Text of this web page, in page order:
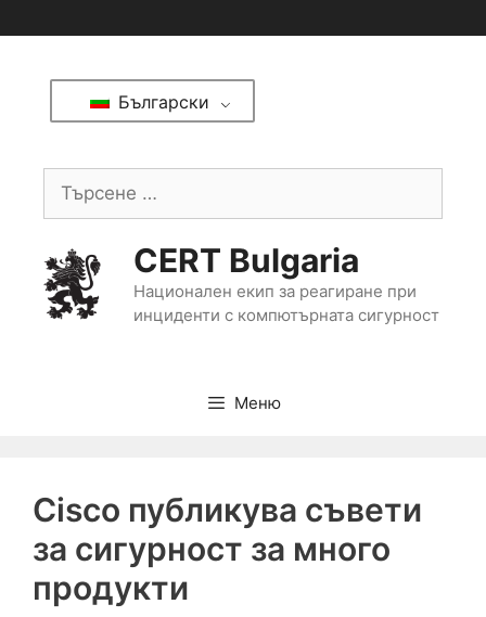
Български
CERT Bulgaria
Национален екип за реагиране при
инциденти с компютърната сигурност
Меню
Cisco публикува съвети
за сигурност за много
продукти